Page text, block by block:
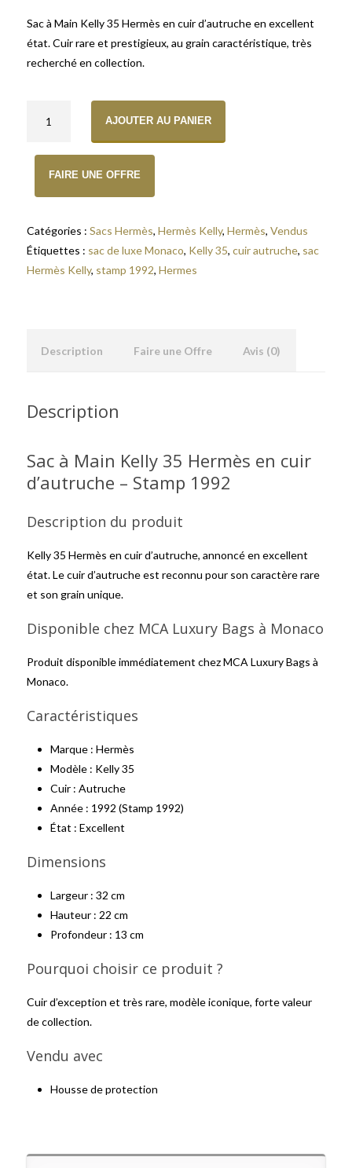
Sac à Main Kelly 35 Hermès en cuir d’autruche en excellent
état. Cuir rare et prestigieux, au grain caractéristique, très
recherché en collection.
AJOUTER AU PANIER
FAIRE UNE OFFRE
Catégories : Sacs Hermès, Hermès Kelly, Hermès, Vendus
Étiquettes : sac de luxe Monaco, Kelly 35, cuir autruche, sac
Hermès Kelly, stamp 1992, Hermes
Description Faire une Offre Avis (0)
Description
Sac à Main Kelly 35 Hermès en cuir
d’autruche – Stamp 1992
Description du produit
Kelly 35 Hermès en cuir d’autruche, annoncé en excellent
état. Le cuir d’autruche est reconnu pour son caractère rare
et son grain unique.
Disponible chez MCA Luxury Bags à Monaco
Produit disponible immédiatement chez MCA Luxury Bags à
Monaco.
Caractéristiques
Marque : Hermès
Modèle : Kelly 35
Cuir : Autruche
Année : 1992 (Stamp 1992)
État : Excellent
Dimensions
Largeur : 32 cm
Hauteur : 22 cm
Profondeur : 13 cm
Pourquoi choisir ce produit ?
Cuir d’exception et très rare, modèle iconique, forte valeur
de collection.
Vendu avec
Housse de protection